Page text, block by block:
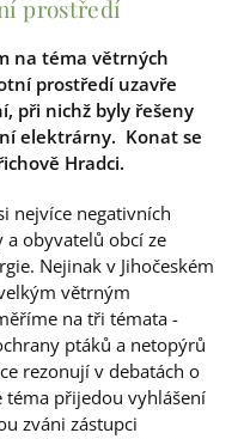
prostředí
na téma větrných
prostředí uzavře
při nichž byly řešeny
elektrárny. Konat se
Hradci.
nejvíce negativních
obyvatelů obcí ze
Nejinak v Jihočeském
větrným
na tři témata -
ptáků a netopýrů
rezonují v debatách o
téma přijedou vyhlášení
zváni zástupci